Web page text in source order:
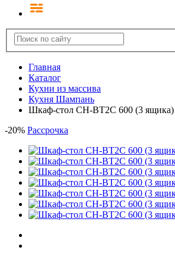
Главная
Каталог
Кухни из массива
Кухня Шампань
Шкаф-стол CH-BT2C 600 (3
-20% Рассрочка